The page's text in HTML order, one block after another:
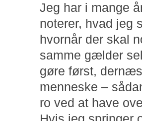
Jeg har i mange
noterer, hvad jeg
hvornår der skal
samme gælder
gøre først,
menneske –
ro ved at have